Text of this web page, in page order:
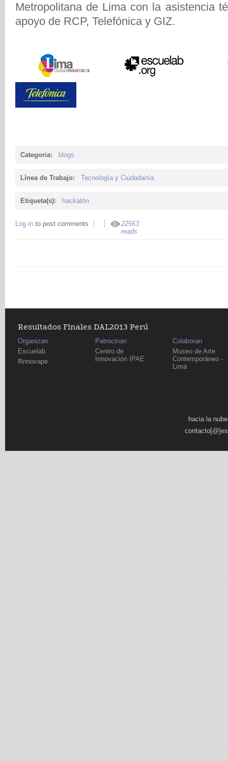
Metropolitana de Lima con la asistencia
apoyo de RCP, Telefónica y GIZ.
Categoria: blogs
Línea de Trabajo: Tecnología y Ciudadanía
Etiqueta(s): hackatón
Log in to post comments
22563
reads
Resultados Finales DAL2013 Perú
Organizan
Escuelab
#innovape
Patrocinan
Centro de
Innovación IPAE
Colaboran
Museo de Arte
Contemporáneo -
Lima
hacia la